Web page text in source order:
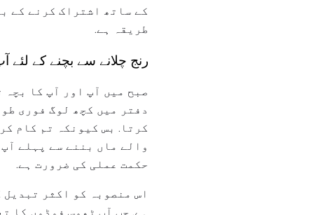
کے ساتھ اشتراک کرنے کے
طریقہ ہے.
رنج چلانے سے بچنے کے لئے
صبح میں آپ اور آپ کا
دفتر میں کچھ لوگ فوری
کرتا. بس کیونکہ تم کام
والے ماں بننے سے پہلے
حکمت عملی کی ضرورت ہے.
اس منصوبہ کو اکثر
ہے. جب آپ ٹھوس فوڈوں کا